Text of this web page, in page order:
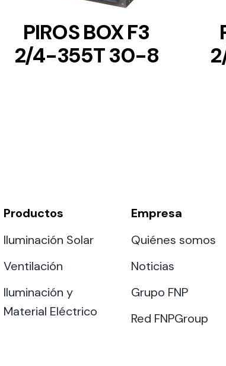
PIROS BOX F3
2/4-355T 30-8
Productos
Iluminación Solar
Ventilación
Iluminación y
Material Eléctrico
Empresa
Quiénes somos
Noticias
Grupo FNP
Red FNPGroup